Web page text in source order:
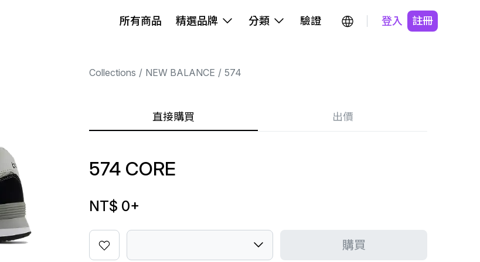
所有商品 精選品牌 分類 驗證 登入 註冊
Collections NEW BALANCE 574
直接購買 出價
574 CORE
NT$ 0+
購買